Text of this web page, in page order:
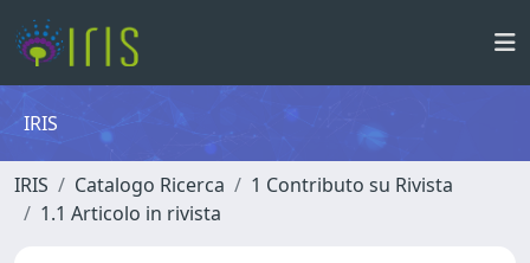
IRIS
IRIS Catalogo Ricerca
1 Contributo su Rivista
1.1 Articolo in rivista